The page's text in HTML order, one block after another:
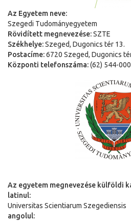
Az Egyetem neve:
Szegedi Tudományegyetem
Rövidített megnevezése:SZTE
Székhelye:Szeged, Dugonics tér 13.
Postacíme:6720 Szeged, Dugonics
Központi telefonszáma:(62) 544-000
Az egyetem megnevezése külföldi
latinul:
Universitas Scientiarum Szegediensis
angolul: